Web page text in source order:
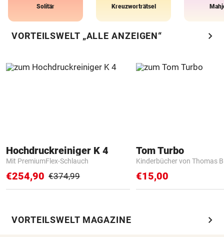
Solitär Kreuzworträtsel
VORTEILSWELT „ALLE ANZEIGEN“ chevron_right
Hochdruckreiniger K 4
Mit PremiumFlex-Schlauch
€254,90 €374,99
Tom Turbo
Kinderbücher von Thomas
€15,00
VORTEILSWELT MAGAZINE chevron_right